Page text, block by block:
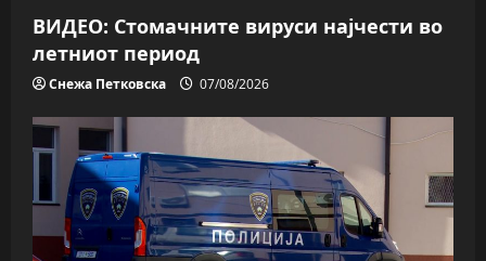
ВИДЕО: Стомачните вируси најчести во
летниот период
Снежа Петковска 07/08/2026